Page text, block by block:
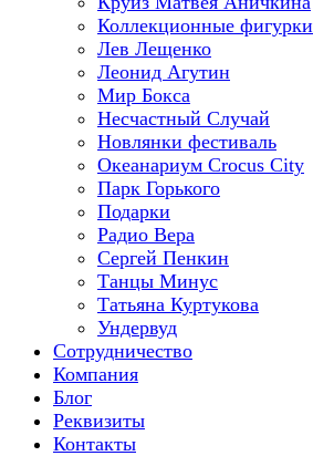
Коллекционные фигурки
Лев Лещенко
Леонид Агутин
Мир Бокса
Несчастный Случай
Новлянки фестиваль
Океанариум Crocus City
Парк Горького
Подарки
Радио Вера
Сергей Пенкин
Танцы Минус
Татьяна Куртукова
Ундервуд
Сотрудничество
Компания
Блог
Реквизиты
Контакты